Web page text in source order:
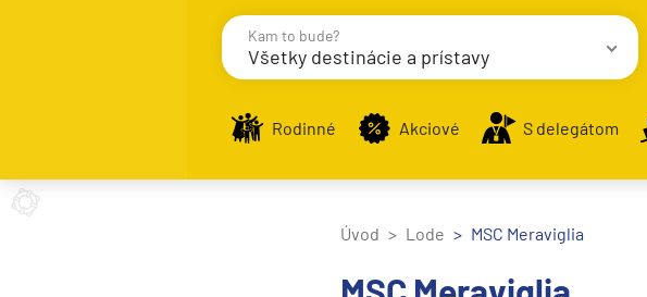
Kam to bude?
Všetky destinácie a prístavy
Destinácie Prístavy
Stredomorie
Rodinné Akciové S delegátom
Úvod Lode MSC Meraviglia